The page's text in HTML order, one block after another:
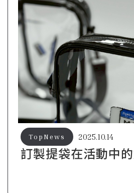
訂製提袋在活動中
2025.10.14
TopNews